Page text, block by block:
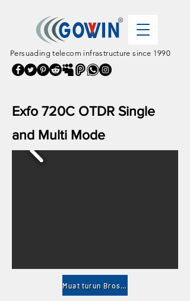
Persuading telecom infrastructure since 1990
Exfo 720C OTDR Single
and Multi Mode